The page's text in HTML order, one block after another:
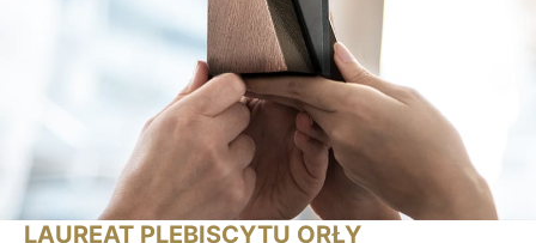
LAUREAT PLEBISCYTU ORŁY